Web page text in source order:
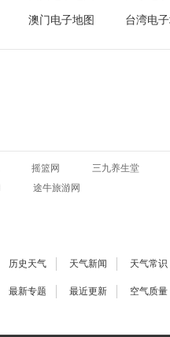
澳门电子地图 台湾电
摇篮网
三九养生堂
途牛旅游网
历史天气 天气新闻 天气常识
最新专题 最近更新 空气质量